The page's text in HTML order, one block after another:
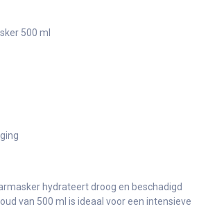
500 ml
hydrateert droog en beschadigd
van 500 ml is ideaal voor een intensieve